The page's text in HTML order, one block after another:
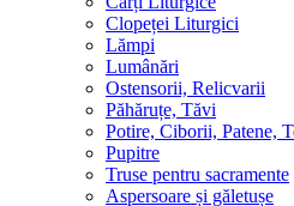
Clopeței Liturgici
Lămpi
Lumânări
Ostensorii, Relicvarii
Păhăruțe, Tăvi
Potire, Ciborii, Patene,
Pupitre
Truse pentru sacramente
Aspersoare și găletușe